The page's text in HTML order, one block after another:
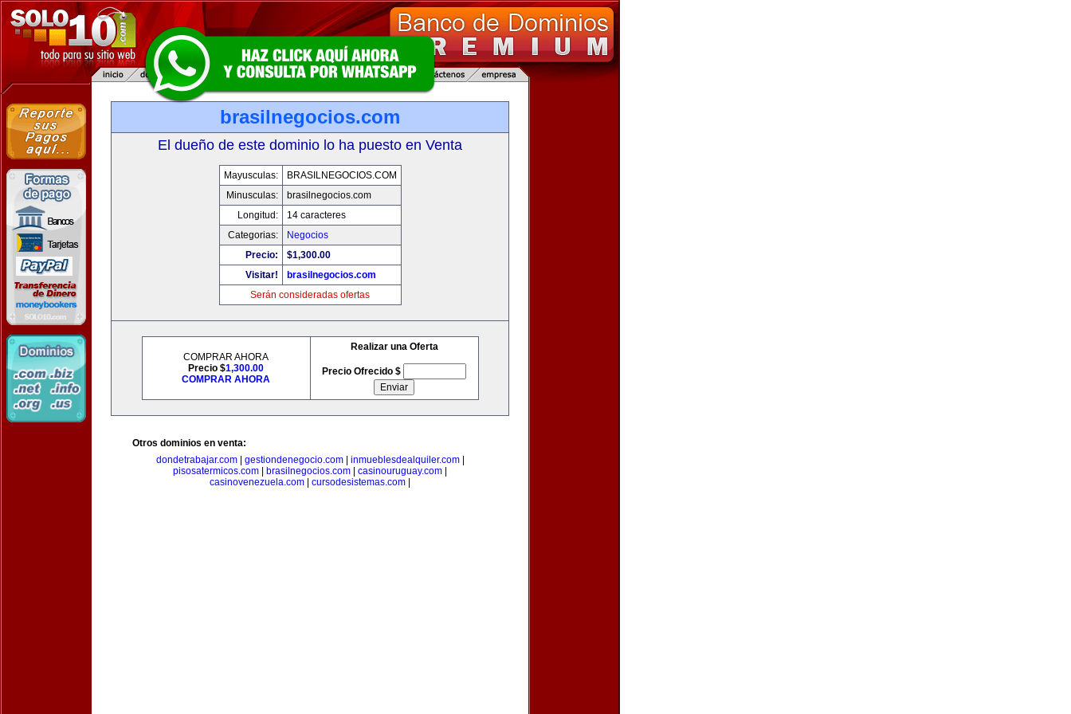
brasilnegocios.com
El dueño de este dominio lo ha puesto en Venta
Mayusculas:
BRASILNEGOCIOS.COM
Minusculas:
brasilnegocios.com
Longitud:
14 caracteres
Categorias:
Negocios
Precio:
$1,300.00
Visitar!
brasilnegocios.com
Serán consideradas ofertas
COMPRAR AHORA
Precio $1,300.00
COMPRAR AHORA
Realizar una Oferta
Precio Ofrecido $
Otros dominios en venta:
dondetrabajar.com| gestiondenegocio.com| inmueblesdealquiler.com|
pisosatermicos.com
brasilnegocios.com casinouruguay.com
casinovenezuela.com
cursodesistemas.com